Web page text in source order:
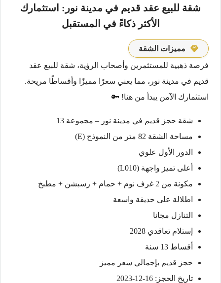
شقة للبيع عقد قديم في مدينة نور: استثمارك
الأكثر ذكاءً في المستقبل
مميزات الشقة
فرصة ذهبية للمستثمرين وأصحاب الرؤية، شقة للبيع عقد
قديم في مدينة نور، مما يعني سعرًا مميزًا وأقساطًا مريحة.
استثمارك الآمن يبدأ من هنا! 🔑
شقة حجز قديم في مدينة نور – مجموعة 13
مساحة الشقة 82 متر من النموذج (E)
الدور الأول علوي
أعلى تميز واجهة (L010)
مكونة من 2 غرف نوم + حمام + رسبشن + مطبخ
اطلالة على حديقة واسعة
التنازل مجانا
إستلام تعاقدي 2028
أقساط 13 سنة
حجز قديم بإجمالي سعر مميز
تاريخ الحجز: 16-12-2023